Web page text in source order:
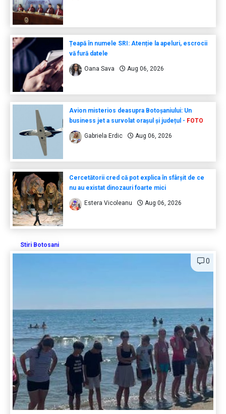
Țeapă în numele SRI: Atenție la apeluri, escrocii
vă fură datele
Oana Sava Aug 06, 2026
Avion misterios deasupra Botoșaniului: Un
business jet a survolat orașul și județul - FOTO
Gabriela Erdic Aug 06, 2026
Cercetătorii cred că pot explica în sfârșit de ce
nu au existat dinozauri foarte mici
Estera Vicoleanu Aug 06, 2026
Stiri Botosani
0